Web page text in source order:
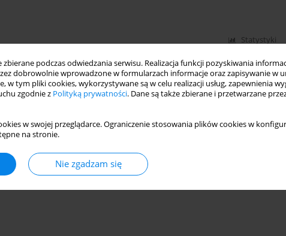
podczas odwiedzania serwisu. Realizacja funkcji pozyskiwania
dobrowolnie wprowadzone w formularzach informacje oraz zapisywanie w
w tym pliki cookies, wykorzystywane są w celu realizacji usług, zapewnienia
zgodnie z Polityką prywatności. Dane są także zbierane i przetwarzane
w swojej przeglądarce. Ograniczenie stosowania plików cookies w
na stronie.
Nie zgadzam się
Statystyki